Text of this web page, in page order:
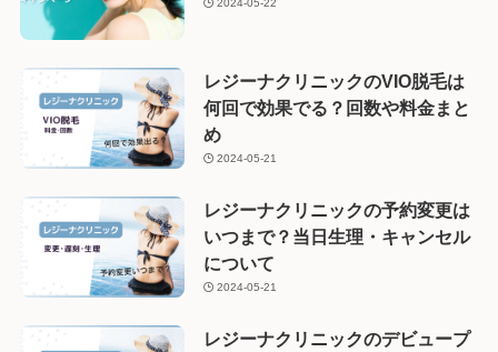
レジーナクリニックのVIO脱毛は
何回で効果でる？回数や料金まと
め
2024-05-21
レジーナクリニックの予約変更は
いつまで？当日生理・キャンセル
について
2024-05-21
レジーナクリニックのデビュープ